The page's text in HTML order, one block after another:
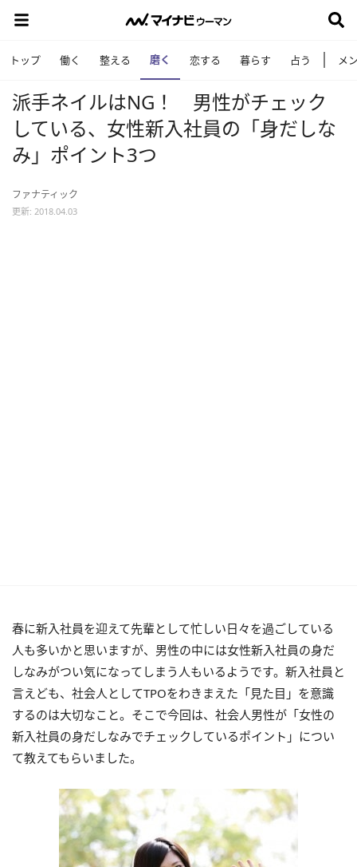
トップ 働く 整える 磨く 恋する 暮らす 占う メ
派手ネイルはNG！ 男性がチェック
している、女性新入社員の「身だしな
み」ポイント3つ
ファナティック
更新: 2018.04.03
春に新入社員を迎えて先輩として忙しい日々を過ごしている
人も多いかと思いますが、男性の中には女性新入社員の身だ
しなみがつい気になってしまう人もいるようです。新入社員と
言えども、社会人としてTPOをわきまえた「見た目」を意識
するのは大切なこと。そこで今回は、社会人男性が「女性の
新入社員の身だしなみでチェックしているポイント」につい
て教えてもらいました。